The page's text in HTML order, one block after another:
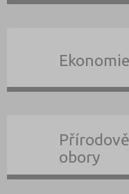
Ekonomie
obory